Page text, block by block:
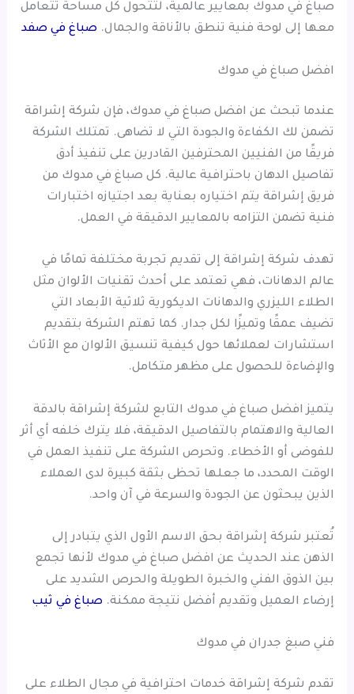
صباغ في مدوك بمعايير عالمية، لتتحول كل مساحة تتعامل
معها إلى لوحة فنية تنطق بالأناقة والجمال. صباغ في صفد
افضل صباغ في مدوك
عندما تبحث عن افضل صباغ في مدوك، فإن شركة إشراقة
تضمن لك الكفاءة والجودة التي لا تضاهى. تمتلك الشركة
فريقًا من الفنيين المحترفين القادرين على تنفيذ أدق
تفاصيل الدهان باحترافية عالية. كل صباغ في مدوك من
فريق إشراقة يتم اختياره بعناية بعد اجتيازه اختبارات
فنية تضمن التزامه بالمعايير الدقيقة في العمل.
تهدف شركة إشراقة إلى تقديم تجربة مختلفة تمامًا في
عالم الدهانات، فهي تعتمد على أحدث تقنيات الألوان مثل
الطلاء الليزري والدهانات الديكورية ثلاثية الأبعاد التي
تضيف عمقًا وتميزًا لكل جدار. كما تهتم الشركة بتقديم
استشارات لعملائها حول كيفية تنسيق الألوان مع الأثاث
والإضاءة للحصول على مظهر متكامل.
يتميز افضل صباغ في مدوك التابع لشركة إشراقة بالدقة
العالية والاهتمام بالتفاصيل الدقيقة، فلا يترك خلفه أي أثر
للفوضى أو الأخطاء. وتحرص الشركة على تنفيذ العمل في
الوقت المحدد، ما جعلها تحظى بثقة كبيرة لدى العملاء
الذين يبحثون عن الجودة والسرعة في آن واحد.
تُعتبر شركة إشراقة بحق الاسم الأول الذي يتبادر إلى
الذهن عند الحديث عن افضل صباغ في مدوك لأنها تجمع
بين الذوق الفني والخبرة الطويلة والحرص الشديد على
إرضاء العميل وتقديم أفضل نتيجة ممكنة. صباغ في ثيب
فني صبغ جدران في مدوك
تقدم شركة إشراقة خدمات احترافية في مجال الطلاء على